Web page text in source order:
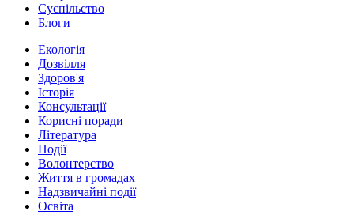
Суспільство
Блоги
Екологія
Дозвілля
Здоров'я
Історія
Консультації
Корисні поради
Література
Події
Волонтерство
Життя в громадах
Надзвичайні події
Освіта